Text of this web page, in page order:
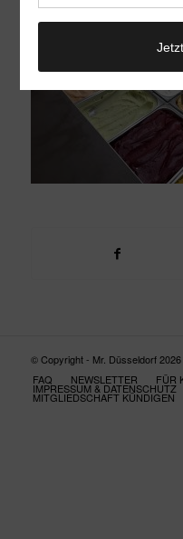
© Copyright - Mr. Düsseldorf 2026
FAQ
NEWSLETTER FÜR
IMPRESSUM & DATENSCHUTZ
MITGLIEDSCHAFT KÜNDIGEN